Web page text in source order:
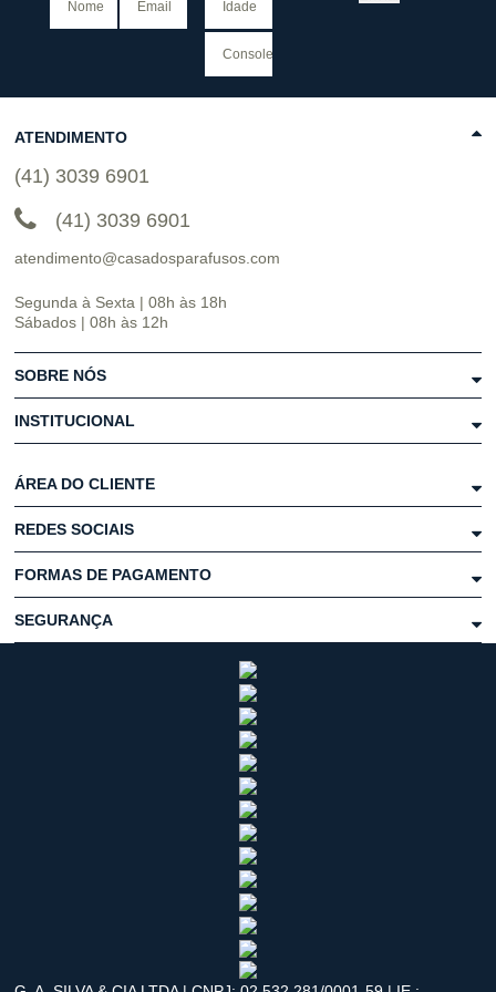
ATENDIMENTO
(41) 3039 6901
(41) 3039 6901
atendimento@casadosparafusos.com
Segunda à Sexta | 08h às 18h
Sábados | 08h às 12h
SOBRE NÓS
INSTITUCIONAL
ÁREA DO CLIENTE
REDES SOCIAIS
FORMAS DE PAGAMENTO
SEGURANÇA